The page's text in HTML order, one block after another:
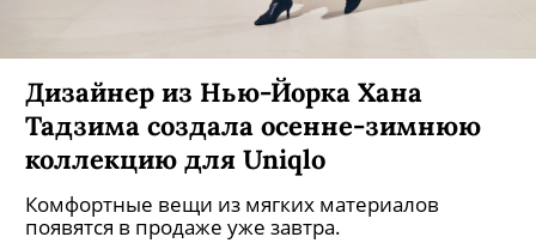
Испанский ювелирный дом TOUS
представил новый аксессуар —
кредитницу Pop